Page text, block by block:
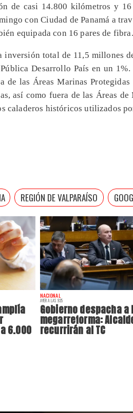
6.000
NACIONAL
AYER A LAS 9:35
Gobierno despacha a
megarreforma:
recurrirán al TC
de casi 14.800 kilómetros y
con Ciudad de Panamá a
equipada con 16 pares de fibra.
inversión total de 11,5 millones
Desarrollo País en un
de las Áreas Marinas
así como fuera de las Áreas
caladeros históricos utilizados
REGIÓN DE VALPARAÍSO